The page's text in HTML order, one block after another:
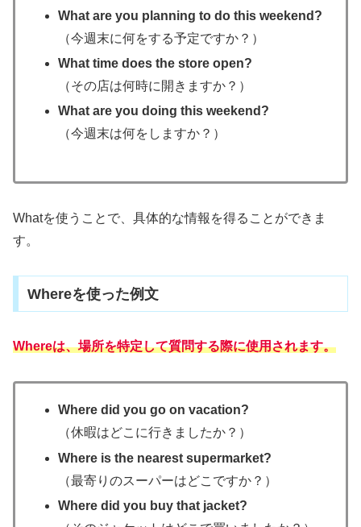
What are you planning to do this weekend?
（今週末に何をする予定ですか？）
What time does the store open?
（その店は何時に開きますか？）
What are you doing this weekend?
（今週末は何をしますか？）
Whatを使うことで、具体的な情報を得ることができま
す。
Whereを使った例文
Whereは、場所を特定して質問する際に使用されます。
Where did you go on vacation?
（休暇はどこに行きましたか？）
Where is the nearest supermarket?
（最寄りのスーパーはどこですか？）
Where did you buy that jacket?